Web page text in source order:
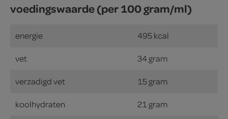
voedingswaarde (per 100 gram/ml)
energie 495 kcal
vet 34 gram
verzadigd vet 15 gram
koolhydraten 21 gram